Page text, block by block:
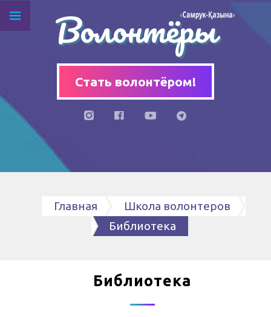
Волонтёры
Стать волонтёром!
Главная
Школа волонтеров
Библиотека
Библиотека